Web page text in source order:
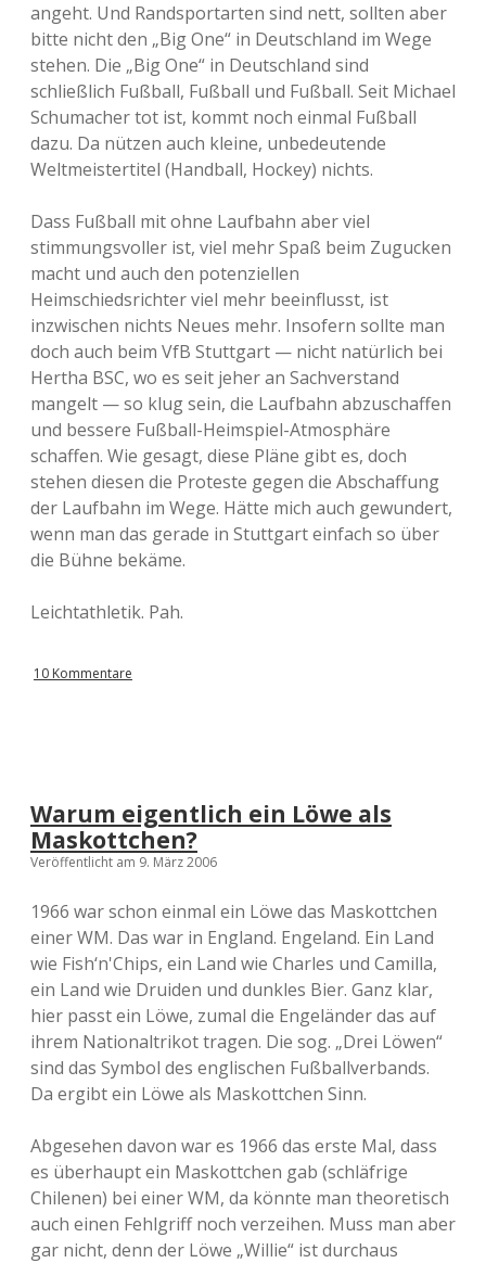
angeht. Und Randsportarten sind nett, sollten aber
bitte nicht den „Big One“ in Deutschland im Wege
stehen. Die „Big One“ in Deutschland sind
schließlich Fußball, Fußball und Fußball. Seit Michael
Schumacher tot ist, kommt noch einmal Fußball
dazu. Da nützen auch kleine, unbedeutende
Weltmeistertitel (Handball, Hockey) nichts.
Dass Fußball mit ohne Laufbahn aber viel
stimmungsvoller ist, viel mehr Spaß beim Zugucken
macht und auch den potenziellen
Heimschiedsrichter viel mehr beeinflusst, ist
inzwischen nichts Neues mehr. Insofern sollte man
doch auch beim VfB Stuttgart — nicht natürlich bei
Hertha BSC, wo es seit jeher an Sachverstand
mangelt — so klug sein, die Laufbahn abzuschaffen
und bessere Fußball-Heimspiel-Atmosphäre
schaffen. Wie gesagt, diese Pläne gibt es, doch
stehen diesen die Proteste gegen die Abschaffung
der Laufbahn im Wege. Hätte mich auch gewundert,
wenn man das gerade in Stuttgart einfach so über
die Bühne bekäme.
Leichtathletik. Pah.
10 Kommentare
Warum eigentlich ein Löwe als
Maskottchen?
Veröffentlicht am 9. März 2006
1966 war schon einmal ein Löwe das Maskottchen
einer WM. Das war in England. Engeland. Ein Land
wie Fish‘n'Chips, ein Land wie Charles und Camilla,
ein Land wie Druiden und dunkles Bier. Ganz klar,
hier passt ein Löwe, zumal die Engeländer das auf
ihrem Nationaltrikot tragen. Die sog. „Drei Löwen“
sind das Symbol des englischen Fußballverbands.
Da ergibt ein Löwe als Maskottchen Sinn.
Abgesehen davon war es 1966 das erste Mal, dass
es überhaupt ein Maskottchen gab (schläfrige
Chilenen) bei einer WM, da könnte man theoretisch
auch einen Fehlgriff noch verzeihen. Muss man aber
gar nicht, denn der Löwe „Willie“ ist durchaus